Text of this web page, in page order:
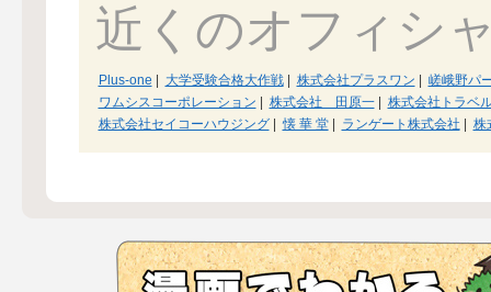
近くのオフィシ
Plus-one 大学受験合格大作戦| 株式会社プラスワン
嵯峨野パ
ワムシスコーポレーション
株式会社 田原一|
株式会社トラベ
株式会社セイコーハウジング| 懐 華 堂| ランゲート株式会社 株